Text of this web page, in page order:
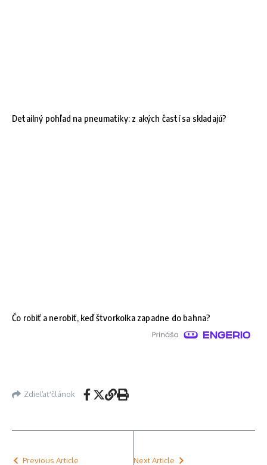
Detailný pohľad na pneumatiky: z akých častí sa skladajú?
Čo robiť a nerobiť, keď štvorkolka zapadne do bahna?
Zdieľať článok
Previous Article Next Article